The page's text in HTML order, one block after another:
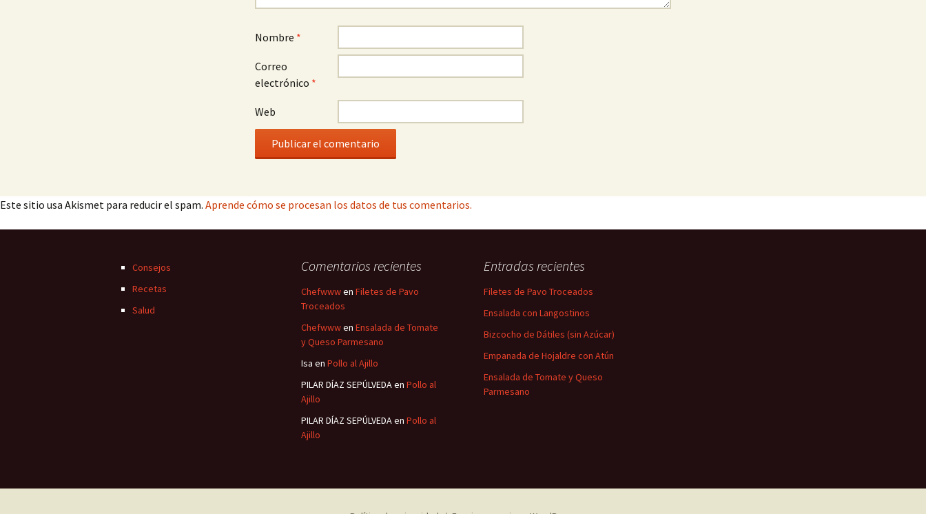
Nombre *
Correo
electrónico *
Web
Este sitio usa Akismet para reducir el spam. Aprende cómo se procesan los datos de tus comentarios.
Consejos
Recetas
Salud
Comentarios recientes
Chefwwwen Filetes de Pavo
Troceados
Chefwwwen Ensalada de Tomate
y Queso Parmesano
Isa en Pollo al Ajillo
PILAR DÍAZ SEPÚLVEDAen Pollo al
Ajillo
PILAR DÍAZ SEPÚLVEDAen Pollo al
Ajillo
Entradas recientes
Filetes de Pavo Troceados
Ensalada con Langostinos
Bizcocho de Dátiles (sin Azúcar)
Empanada de Hojaldre con Atún
Ensalada de Tomate y Queso
Parmesano